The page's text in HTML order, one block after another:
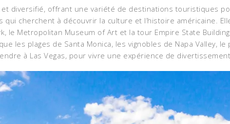
diversifié, offrant une variété de destinations touristiques
qui cherchent à découvrir la culture et l’histoire américaine.
le Metropolitan Museum of Art et la tour Empire State
les plages de Santa Monica, les vignobles de Napa Valley,
à Las Vegas, pour vivre une expérience de